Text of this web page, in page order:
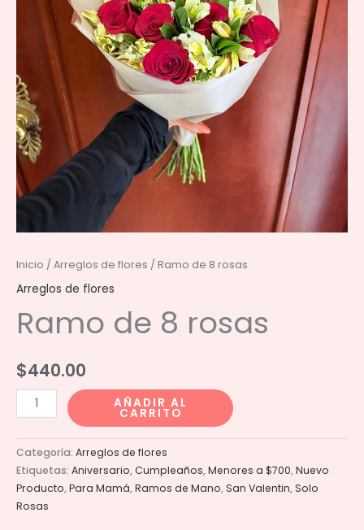
Inicio / Arreglos de flores / Ramo de 8 rosas
Arreglos de flores
Ramo de 8 rosas
$440.00
Ramo
de
8
rosas
cantidad
AÑADIR AL
CARRITO
Categoría: Arreglos de flores
Etiquetas: Aniversario,Cumpleaños,Menores a $700,Nuevo
Producto,Para Mamá,Ramos de Mano,San Valentin,Solo
Rosas